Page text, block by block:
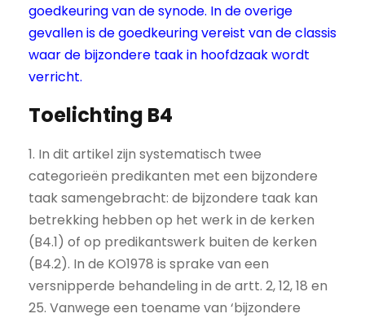
goedkeuring van de synode. In de overige
gevallen is de goedkeuring vereist van de classis
waar de bijzondere taak in hoofdzaak wordt
verricht.
Toelichting B4
1. In dit artikel zijn systematisch twee
categorieën predikanten met een bijzondere
taak samengebracht: de bijzondere taak kan
betrekking hebben op het werk in de kerken
(B4.1) of op predikantswerk buiten de kerken
(B4.2). In de KO1978 is sprake van een
versnipperde behandeling in de artt. 2, 12, 18 en
25. Vanwege een toename van ‘bijzondere